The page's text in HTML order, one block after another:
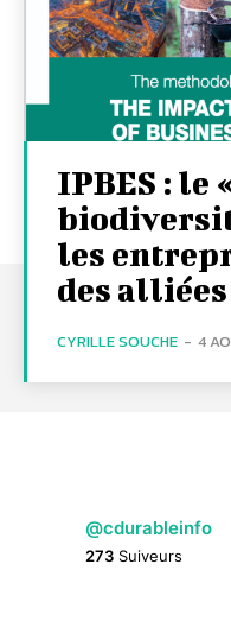
IPBES : le
les
des
CYRILLE SOUCHE - 4
@cdurableinfo
273 Suiveurs